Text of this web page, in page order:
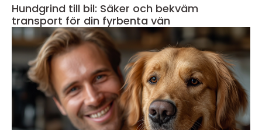
Hundgrind till bil: Säker och bekväm
transport för din fyrbenta vän